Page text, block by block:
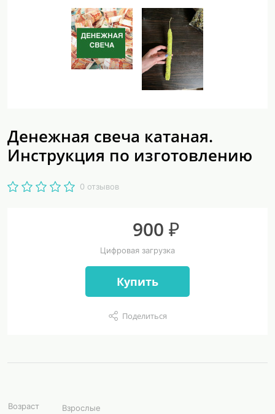
Денежная свеча катаная.
Инструкция по изготовлению
0 отзывов
900 ₽
Цифровая загрузка
Купить
Поделиться
Возраст
Взрослые